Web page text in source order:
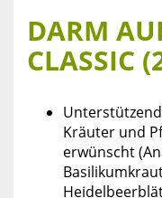
DARM
CLASSIC
Kräuter und
erwünscht